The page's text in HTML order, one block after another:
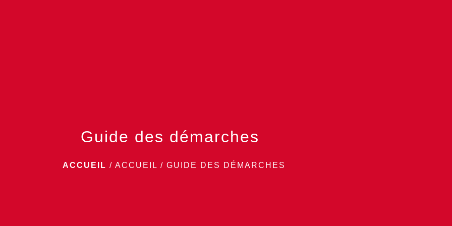
Guide des démarches
ACCUEIL / ACCUEIL / GUIDE DES DÉMARCHES